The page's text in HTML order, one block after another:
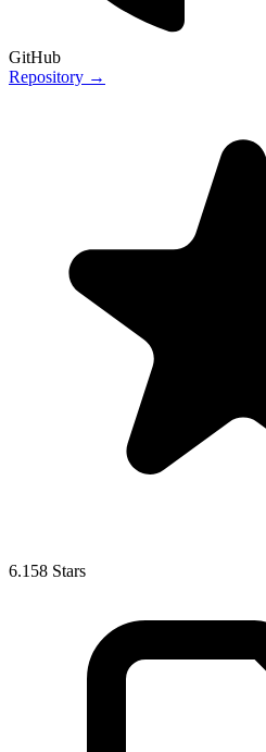
GitHub
Repository →
6.158 Stars